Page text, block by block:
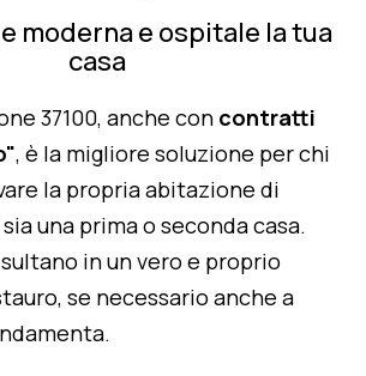
moderna e ospitale la tua
casa
37100, anche con contratti
, è la migliore soluzione per chi
la propria abitazione di
una prima o seconda casa.
in un vero e proprio
se necessario anche a